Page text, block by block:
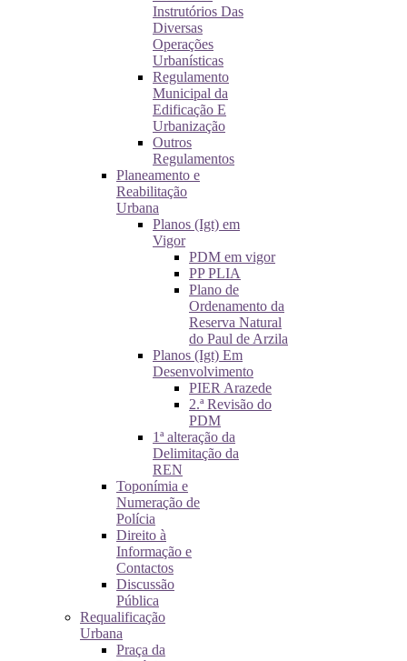
Instrutórios Das
Diversas
Operações
Urbanísticas
Regulamento
Municipal da
Edificação E
Urbanização
Outros
Regulamentos
Planeamento e
Reabilitação
Urbana
Planos (Igt) em
Vigor
PDM em vigor
PP PLIA
Plano de
Ordenamento da
Reserva Natural
do Paul de Arzila
Planos (Igt) Em
Desenvolvimento
PIER Arazede
2.ª Revisão do
PDM
1ª alteração da
Delimitação da
REN
Toponímia e
Numeração de
Polícia
Direito à
Informação e
Contactos
Discussão
Pública
Requalificação
Urbana
Praça da